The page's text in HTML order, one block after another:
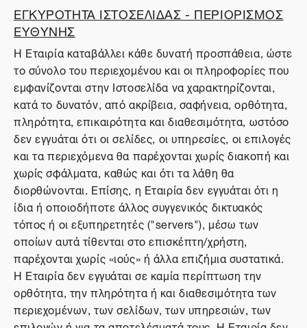
ΕΓΚΥΡΟΤΗΤΑ ΙΣΤΟΣΕΛΙΔΑΣ - ΠΕΡΙΟΡΙΣΜΟΣ
ΕΥΘΥΝΗΣ
Η Εταιρία καταβάλλει κάθε δυνατή προσπάθεια, ώστε
το σύνολο του περιεχομένου και οι πληροφορίες που
εμφανίζονται στην Ιστοσελίδα να χαρακτηρίζονται,
κατά το δυνατόν, από ακρίβεια, σαφήνεια, ορθότητα,
πληρότητα, επικαιρότητα και διαθεσιμότητα, ωστόσο
δεν εγγυάται ότι οι σελίδες, οι υπηρεσίες, οι επιλογές
και τα περιεχόμενα θα παρέχονται χωρίς διακοπή και
χωρίς σφάλματα, καθώς και ότι τα λάθη θα
διορθώνονται. Επίσης, η Εταιρία δεν εγγυάται ότι η
ίδια ή οποιοδήποτε άλλος συγγενικός δικτυακός
τόπος ή οι εξυπηρετητές ("servers"), μέσω των
οποίων αυτά τίθενται στο επισκέπτη/χρήστη,
παρέχονται χωρίς «ιούς» ή άλλα επιζήμια συστατικά.
Η Εταιρία δεν εγγυάται σε καμία περίπτωση την
ορθότητα, την πληρότητα ή και διαθεσιμότητα των
περιεχομένων, των σελίδων, των υπηρεσιών, των